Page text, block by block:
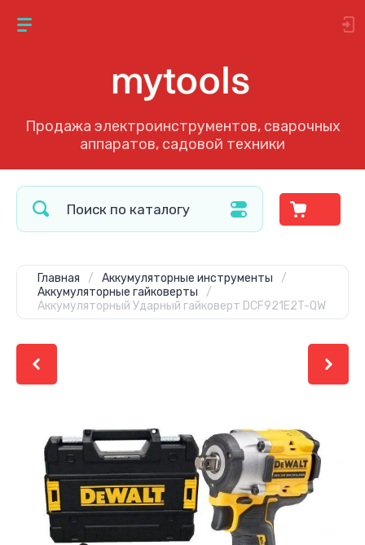
Продажа электроинструментов, сварочных
аппаратов, садовой техники
Главная / Аккумуляторные инструменты
/
Аккумуляторные гайковерты
/
Аккумуляторный Ударный гайковерт DCF921E2T-QW